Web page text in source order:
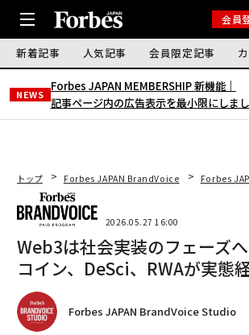
会員
新着記事 人気記事 会員限定記事
NEWS
Forbes JAPAN MEMBERSHIP 新機能｜
記事ページ内の広告表示を最小限にしま
トップ Forbes JAPAN BrandVoice Forbes
2026.05.27 16:00
Web3は社会実装のフェーズへ
コイン、DeSci、RWAが実態
Forbes JAPAN BrandVoice Studio